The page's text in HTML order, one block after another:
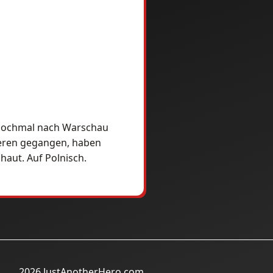
nach Warschau
gegangen, haben
Auf Polnisch.